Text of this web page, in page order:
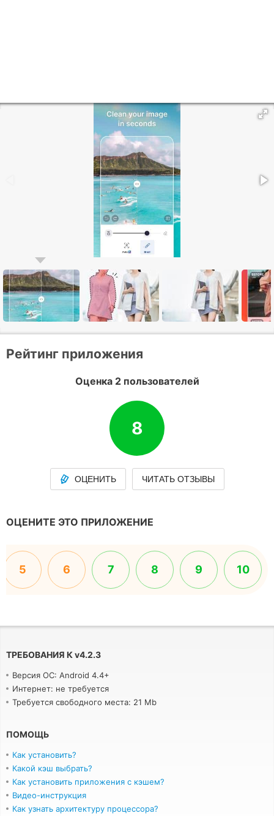
Рейтинг приложения
Оценка 2 пользователей
8
ОЦЕНИТЬ ЧИТАТЬ ОТЗЫВЫ
ОЦЕНИТЕ ЭТО ПРИЛОЖЕНИЕ
5 6 7 8 9 10
ТРЕБОВАНИЯ К v4.2.3
Версия ОС: Android 4.4+
Интернет: не требуется
Требуется свободного места: 21 Mb
ПОМОЩЬ
Как установить?
Какой кэш выбрать?
Как установить приложения с кэшем?
Видео-инструкция
Как узнать архитектуру процессора?